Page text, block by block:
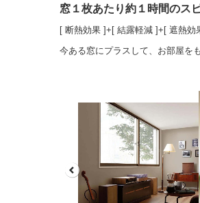
窓１枚あたり約１時間のス
[ 断熱効果 ]+[ 結露軽減 ]+[ 遮熱
今ある窓にプラスして、お部屋を